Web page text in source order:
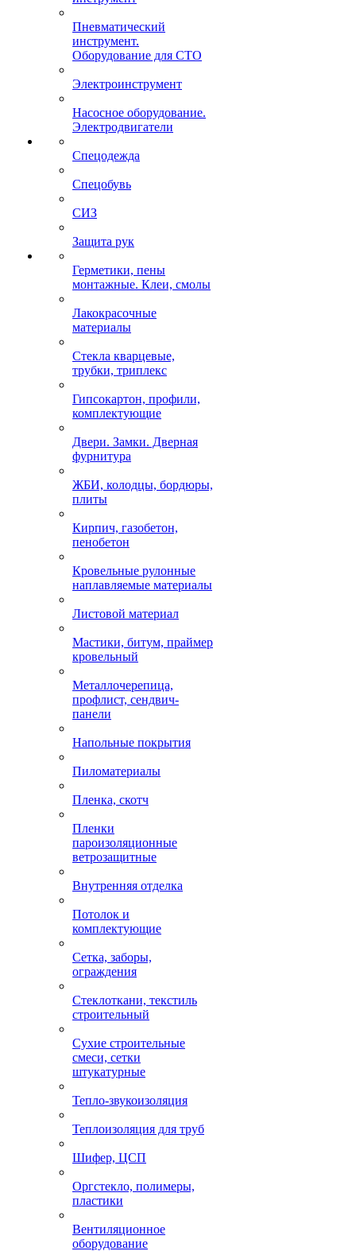
Пневматический
инструмент.
Оборудование для СТО
Электроинструмент
Насосное оборудование.
Электродвигатели
Спецодежда
Спецобувь
СИЗ
Защита рук
Герметики, пены
монтажные. Клеи, смолы
Лакокрасочные
материалы
Стекла кварцевые,
трубки, триплекс
Гипсокартон, профили,
комплектующие
Двери. Замки. Дверная
фурнитура
ЖБИ, колодцы, бордюры,
плиты
Кирпич, газобетон,
пенобетон
Кровельные рулонные
наплавляемые материалы
Листовой материал
Мастики, битум, праймер
кровельный
Металлочерепица,
профлист, сендвич-
панели
Напольные покрытия
Пиломатериалы
Пленка, скотч
Пленки
пароизоляционные
ветрозащитные
Внутренняя отделка
Потолок и
комплектующие
Сетка, заборы,
ограждения
Стеклоткани, текстиль
строительный
Сухие строительные
смеси, сетки
штукатурные
Тепло-звукоизоляция
Теплоизоляция для труб
Шифер, ЦСП
Оргстекло, полимеры,
пластики
Вентиляционное
оборудование